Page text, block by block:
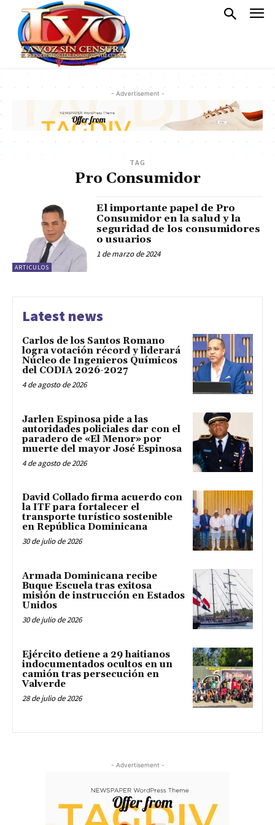
- Advertisement -
TAG
Pro Consumidor
ARTICULOS
El importante papel de Pro
Consumidor en la salud y la
seguridad de los consumidores
o usuarios
1 de marzo de 2024
Latest news
Carlos de los Santos Romano
logra votación récord y liderará
Núcleo de Ingenieros Químicos
del CODIA 2026-2027
4 de agosto de 2026
Jarlen Espinosa pide a las
autoridades policiales dar con el
paradero de «El Menor» por
muerte del mayor José Espinosa
4 de agosto de 2026
David Collado firma acuerdo con
la ITF para fortalecer el
transporte turístico sostenible
en República Dominicana
30 de julio de 2026
Armada Dominicana recibe
Buque Escuela tras exitosa
misión de instrucción en Estados
Unidos
30 de julio de 2026
Ejército detiene a 29 haitianos
indocumentados ocultos en un
camión tras persecución en
Valverde
28 de julio de 2026
- Advertisement -